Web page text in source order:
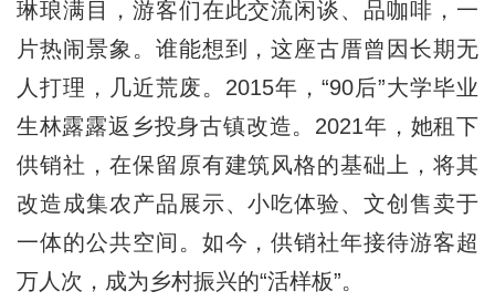
琳琅满目，游客们在此交流闲谈、品咖啡，一
片热闹景象。谁能想到，这座古厝曾因长期无
人打理，几近荒废。2015年，“90后”大学毕业
生林露露返乡投身古镇改造。2021年，她租下
供销社，在保留原有建筑风格的基础上，将其
改造成集农产品展示、小吃体验、文创售卖于
一体的公共空间。如今，供销社年接待游客超
万人次，成为乡村振兴的“活样板”。